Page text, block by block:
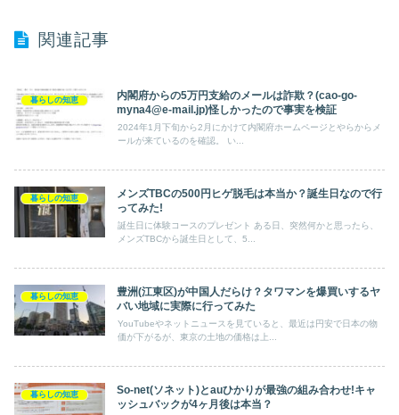
関連記事
暮らしの知恵
内閣府からの5万円支給のメールは詐欺？(cao-go-
myna4@e-mail.jp)怪しかったので事実を検証
2024年1月下旬から2月にかけて内閣府ホームページとやらからメ
ールが来ているのを確認。 い...
暮らしの知恵
メンズTBCの500円ヒゲ脱毛は本当か？誕生日なので行
ってみた!
誕生日に体験コースのプレゼント ある日、突然何かと思ったら、
メンズTBCから誕生日として、5...
暮らしの知恵
豊洲(江東区)が中国人だらけ？タワマンを爆買いするヤ
バい地域に実際に行ってみた
YouTubeやネットニュースを見ていると、最近は円安で日本の物
価が下がるが、東京の土地の価格は上...
暮らしの知恵
So-net(ソネット)とauひかりが最強の組み合わせ!キャ
ッシュバックが4ヶ月後は本当？